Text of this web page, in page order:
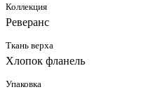
Коллекция
Реверанс
Ткань верха
Хлопок фланель
Упаковка